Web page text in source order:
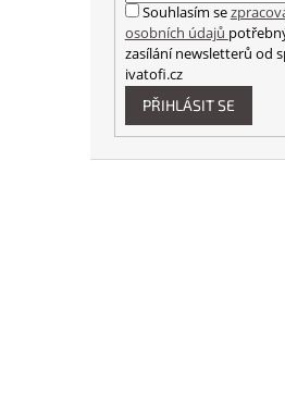
Souhlasím se
osobních údajů
zasílání newsletterů od
ivatofi.cz
PŘIHLÁSIT SE